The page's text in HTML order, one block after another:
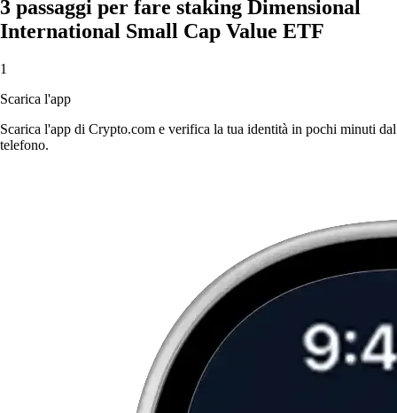
3 passaggi per fare staking Dimensional
International Small Cap Value ETF
1
Scarica l'app
Scarica l'app di Crypto.com e verifica la tua identità in pochi minuti dal
telefono.